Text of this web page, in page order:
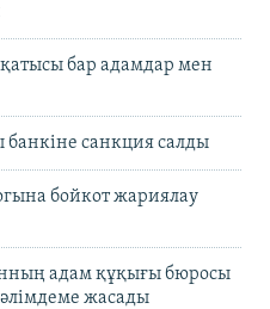
бар адамдар мен
банкіне санкция салды
бойкот жариялау
адам құқығы бюросы
жасады